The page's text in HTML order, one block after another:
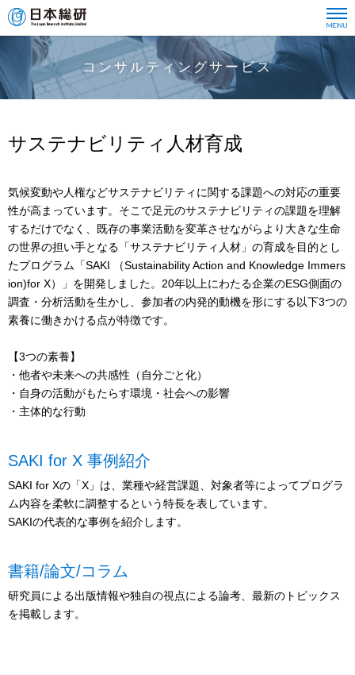
コンサルティングサービス
サステナビリティ人材育成
気候変動や人権などサステナビリティに関する課題への対応の重要
性が高まっています。そこで足元のサステナビリティの課題を理解
するだけでなく、既存の事業活動を変革させながらより大きな生命
の世界の担い手となる「サステナビリティ人材」の育成を目的とし
たプログラム「SAKI （Sustainability Action and Knowledge Immers
ion)for X）」を開発しました。20年以上にわたる企業のESG側面の
調査・分析活動を生かし、参加者の内発的動機を形にする以下3つの
素養に働きかける点が特徴です。
【3つの素養】
・他者や未来への共感性（自分ごと化）
・自身の活動がもたらす環境・社会への影響
・主体的な行動
SAKI for X 事例紹介
SAKI for Xの「X」は、業種や経営課題、対象者等によってプログラ
ム内容を柔軟に調整するという特長を表しています。
SAKIの代表的な事例を紹介します。
書籍/論文/コラム
研究員による出版情報や独自の視点による論考、最新のトピックス
を掲載します。